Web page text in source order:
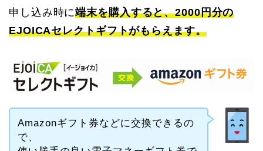
申し込み時に端末を購入すると、2000円分の
EJOICAセレクトギフトがもらえます。
Amazonギフト券などに交換できるの
で、